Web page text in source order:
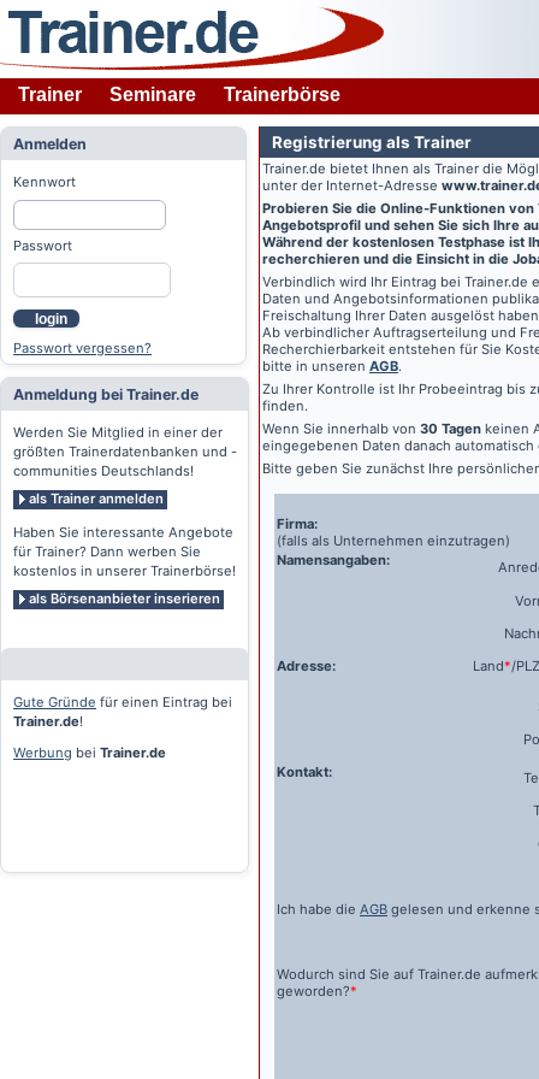
Trainer Seminare Trainerbörse
Anmelden
Kennwort
Passwort
login
Passwort vergessen?
Anmeldung bei Trainer.de
Werden Sie Mitglied in einer der
größten Trainerdatenbanken und -
communities Deutschlands!
als Trainer anmelden
Haben Sie interessante Angebote
für Trainer? Dann werben Sie
kostenlos in unserer Trainerbörse!
als Börsenanbieter inserieren
Gute Gründe für einen Eintrag bei
Trainer.de!
Werbung bei Trainer.de
Registrierung als Trainer
Trainer.de bietet Ihnen als Trainer die
unter der Internet-Adresse
Probieren Sie die Online-Funktionen von
Angebotsprofil und sehen Sie sich Ihre
Während der kostenlosen Testphase ist
recherchieren und die Einsicht in die
Verbindlich wird Ihr Eintrag bei Trainer.de
Daten und Angebotsinformationen
Freischaltung Ihrer Daten ausgelöst
Ab verbindlicher Auftragserteilung und
Recherchierbarkeit entstehen für Sie
bitte in unseren AGB.
Zu Ihrer Kontrolle ist Ihr Probeeintrag bis
finden.
Wenn Sie innerhalb von 30 Tagen keinen
eingegebenen Daten danach automatisch
Bitte geben Sie zunächst Ihre
Firma:
(falls als Unternehmen einzutragen)
Namensangaben:
Adresse:
Land*/PLZ
Kontakt:
Ich habe die AGB gelesen und erkenne
Wodurch sind Sie auf Trainer.de
geworden?*